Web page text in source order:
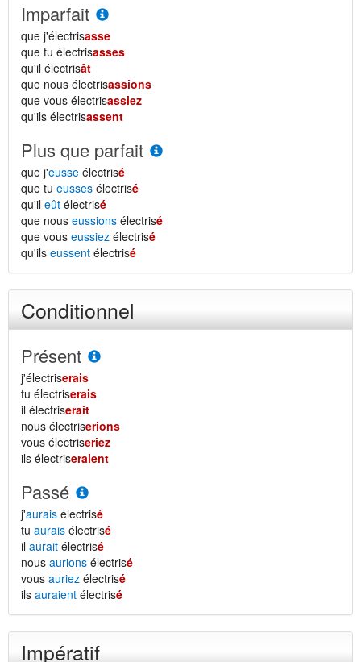
Imparfait
que j'électrisasse
que tu électrisasses
qu'il électrisât
que nous électrisassions
que vous électrisassiez
qu'ils électrisassent
Plus que parfait
que j'eusse électrisé
que tu eusses électrisé
qu'il eût électrisé
que nous eussions électrisé
que vous eussiez électrisé
qu'ils eussent électrisé
Conditionnel
Présent
j'électriserais
tu électriserais
il électriserait
nous électriserions
vous électriseriez
ils électriseraient
Passé
j'aurais électrisé
tu aurais électrisé
il aurait électrisé
nous aurions électrisé
vous auriez électrisé
ils auraient électrisé
Impératif